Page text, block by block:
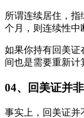
所谓连续居住，
个月，则连续性中
如果你持有回美证
间也是需要重新计
04、回美证并
事实上，回美证并